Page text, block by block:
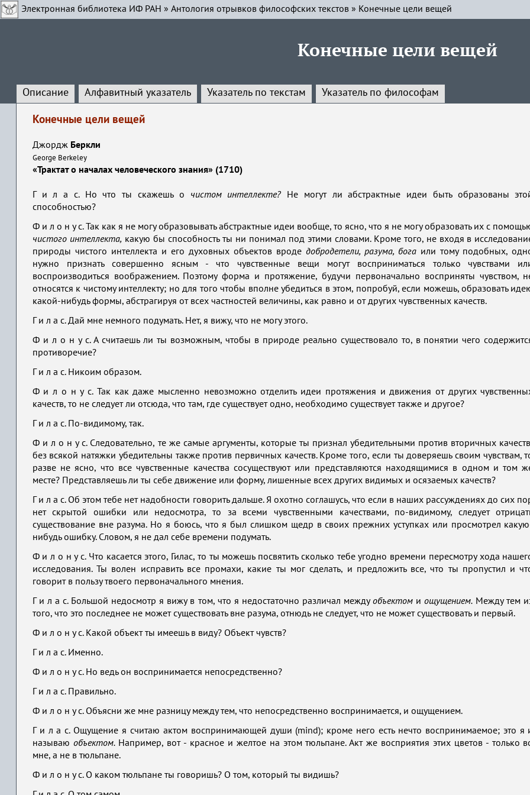
Электронная библиотека ИФ РАН » Антология отрывков философских текстов » Конечные цели вещей
Конечные цели вещей
Описание Алфавитный указатель Указатель по текстам Указатель по философам
Конечные цели вещей
Джордж Беркли
George Berkeley
«Трактат о началах человеческого знания» (1710)
Г и л а с. Но что ты скажешь о чистом интеллекте?
Не могут ли абстрактные идеи быть образованы
способностью?
Ф и л о н у с. Так как я не могу образовывать абстрактные идеи вообще, то ясно, что я не могу образовать их с
чистого интеллекта, какую бы способность ты ни понимал под этими словами. Кроме того, не входя в
природы чистого интеллекта и его духовных объектов вродедобродетели, разума, бога или тому подобных,
нужно признать совершенно ясным - что чувственные вещи могут восприниматься только чувствами
воспроизводиться воображением. Поэтому форма и протяжение, будучи первоначально восприняты чувством,
относятся к чистому интеллекту; но для того чтобы вполне убедиться в этом, попробуй, если можешь, образовать
какой-нибудь формы, абстрагируя от всех частностей величины, как равно и от других чувственных качеств.
Г и л а с. Дай мне немного подумать. Нет, я вижу, что не могу этого.
Ф и л о н у с. А считаешь ли ты возможным, чтобы в природе реально существовало то, в понятии чего
противоречие?
Г и л а с. Никоим образом.
Ф и л о н у с. Так как даже мысленно невозможно отделить идеи протяжения и движения от других
качеств, то не следует ли отсюда, что там, где существует одно, необходимо существует также и другое?
Г и л а с. По-видимому, так.
Ф и л о н у с. Следовательно, те же самые аргументы, которые ты признал убедительными против вторичных
без всякой натяжки убедительны также против первичных качеств. Кроме того, если ты доверяешь своим чувствам,
разве не ясно, что все чувственные качества сосуществуют или представляются находящимися в одном и том
месте? Представляешь ли ты себе движение или форму, лишенные всех других видимых и осязаемых качеств?
Г и л а с. Об этом тебе нет надобности говорить дальше. Я охотно соглашусь, что если в наших рассуждениях до сих
нет скрытой ошибки или недосмотра, то за всеми чувственными качествами, по-видимому, следует
существование вне разума. Но я боюсь, что я был слишком щедр в своих прежних уступках или просмотрел
нибудь ошибку. Словом, я не дал себе времени подумать.
Ф и л о н у с. Что касается этого, Гилас, то ты можешь посвятить сколько тебе угодно времени пересмотру хода
исследования. Ты волен исправить все промахи, какие ты мог сделать, и предложить все, что ты пропустил и
говорит в пользу твоего первоначального мнения.
Г и л а с. Большой недосмотр я вижу в том, что я недостаточно различал междуобъектом иощущением. Между тем
того, что это последнее не может существовать вне разума, отнюдь не следует, что не может существовать и первый.
Ф и л о н у с. Какой объект ты имеешь в виду? Объект чувств?
Г и л а с. Именно.
Ф и л о н у с. Но ведь он воспринимается непосредственно?
Г и л а с. Правильно.
Ф и л о н у с. Объясни же мне разницу между тем, что непосредственно воспринимается, и ощущением.
Г и л а с. Ощущение я считаю актом воспринимающей души (mind); кроме него есть нечто воспринимаемое; это я
называю объектом.Например, вот - красное и желтое на этом тюльпане. Акт же восприятия этих цветов - только
мне, а не в тюльпане.
Ф и л о н у с. О каком тюльпане ты говоришь? О том, который ты видишь?